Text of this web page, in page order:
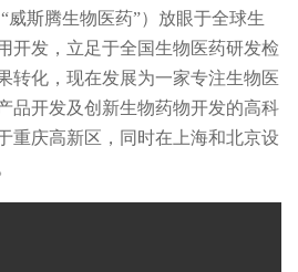
威斯腾生物医药”）放眼于全球生
开发，立足于全国生物医药研发检
转化，现在发展为一家专注生物医
品开发及创新生物药物开发的高科
重庆高新区，同时在上海和北京设